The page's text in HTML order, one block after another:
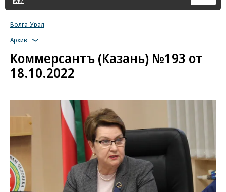
Волга-Урал
Архив
Коммерсантъ (Казань) №193 от
18.10.2022